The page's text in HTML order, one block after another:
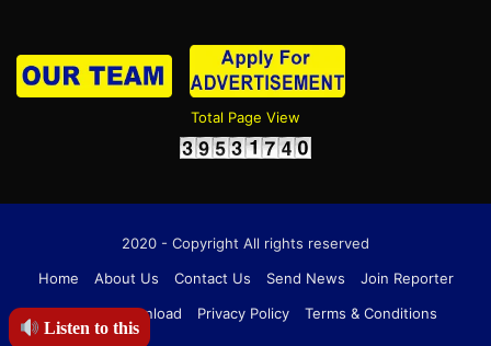
Listen to this
Total Page View
2020 - Copyright All rights reserved
Home
About Us Contact Us Send News
Join Reporter
ID CARD Download
Privacy Policy Terms & Conditions